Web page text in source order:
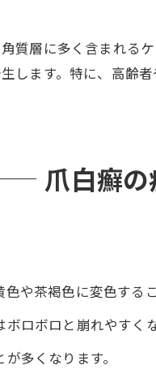
質層に多く含まれる
します。特に、高齢
爪白癬
や茶褐色に変色する
ロボロと崩れやすくな
多くなります。